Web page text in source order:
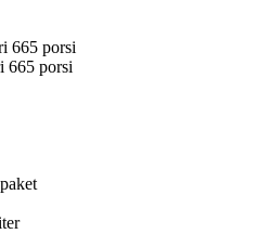
665 porsi
665 porsi